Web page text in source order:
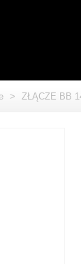
> ZŁĄCZE BB